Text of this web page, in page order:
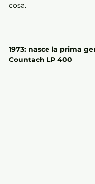
cosa.
1973: nasce la prima
Countach LP 400